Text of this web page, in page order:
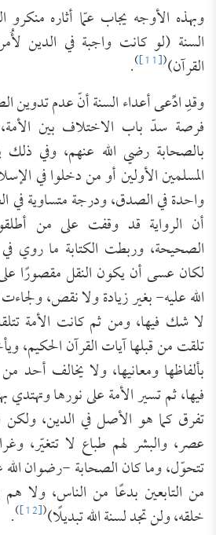
وبهذه الأوجه يجاب عمّا أثاره
السنة (لو كانت واجبة في الدين
‌القرآن)(
[11]
)
.
وقدِ ادِّعى أعداء السنة أنّ عدم تدوين
فرصة سدّ باب الاختلاف بين الأمة،
بالصحابة رضي الله عنهم، وفي
المسلمين الأولين أو من دخلوا في
واحدة في الصدق، ودرجة متساوية في
أن الرواية قد وقفت على من
الصحيحة، وربطت الكتابة ما روي في
لكان عسى أن يكون النقل مقصورًا
الله عليه- بغير زيادة ولا نقص،
لا شك فيها، ومن ثم كانت الأمة
تلقت من قبلها آيات القرآن الحكيم،
بألفاظها ومعانيها، ولا يخالف أحد
فيها، ثم تسير الأمة على نورها
تفرق كما هو الأصل في الدين،
عصر، والبشر لهم طباع لا تتغيّر،
تتحوّل، وما كان الصحابة -رضوان
من التابعين بدعًا من الناس، ولا هم
خلقه، ولن تجد لسنة الله تبديلًا)(
[12]
)
.